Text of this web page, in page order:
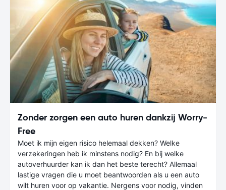
Zonder zorgen een auto huren dankzij Worry-
Free
Moet ik mijn eigen risico helemaal dekken? Welke
verzekeringen heb ik minstens nodig? En bij welke
autoverhuurder kan ik dan het beste terecht? Allemaal
lastige vragen die u moet beantwoorden als u een auto
wilt huren voor op vakantie. Nergens voor nodig, vinden